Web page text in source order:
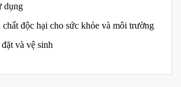
dụng
chất độc hại cho sức khỏe và môi trường
và vệ sinh